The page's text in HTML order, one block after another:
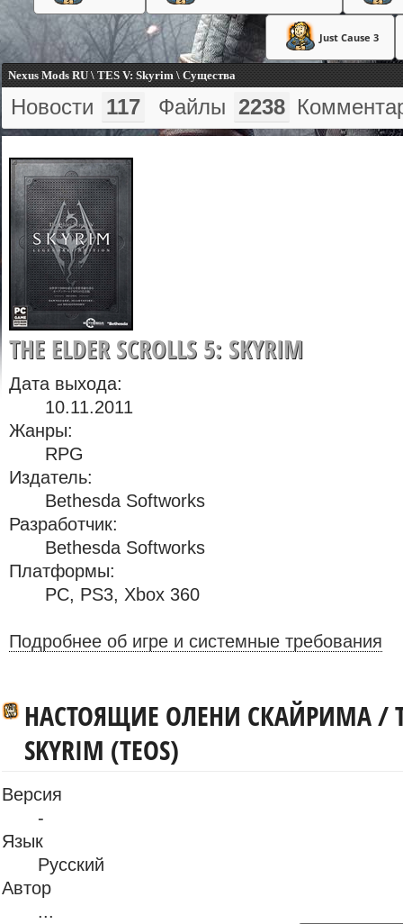
Just Cause 3
Nexus Mods RU \ TES V: Skyrim \ Существа
Новости 117 Файлы 2238
THE ELDER SCROLLS 5: SKYRIM
Дата выхода:
10.11.2011
Жанры:
RPG
Издатель:
Bethesda Softworks
Разработчик:
Bethesda Softworks
Платформы:
PC, PS3, Xbox 360
Подробнее об игре и системные требования
НАСТОЯЩИЕ ОЛЕНИ СКАЙРИМА /
SKYRIM (TEOS)
Версия
-
Язык
Русский
Автор
...